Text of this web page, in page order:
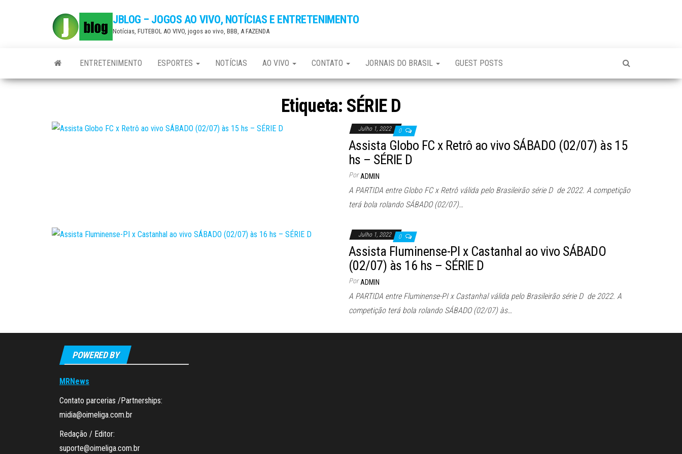
JBLOG – JOGOS AO VIVO, NOTÍCIAS E ENTRETENIMENTO
Notícias, FUTEBOL AO VIVO, jogos ao vivo, BBB, A FAZENDA
ENTRETENIMENTO ESPORTES NOTÍCIAS AO VIVO CONTATO JORNAIS DO BRASIL GUEST POSTS
Etiqueta: SÉRIE D
Julho 1, 2022 0
Assista Globo FC x Retrô ao vivo SÁBADO (02/07) às 15
hs – SÉRIE D
Por ADMIN
A PARTIDA entre Globo FC x Retrô válida pelo Brasileirão série D de 2022. A competição
terá bola rolando SÁBADO (02/07)…
Julho 1, 2022 0
Assista Fluminense-PI x Castanhal ao vivo SÁBADO
(02/07) às 16 hs – SÉRIE D
Por ADMIN
A PARTIDA entre Fluminense-PI x Castanhal válida pelo Brasileirão série D de 2022. A
competição terá bola rolando SÁBADO (02/07) às…
POWERED BY
MRNews
Contato parcerias /Partnerships:
midia@oimeliga.com.br
Redação / Editor:
suporte@oimeliga.com.br